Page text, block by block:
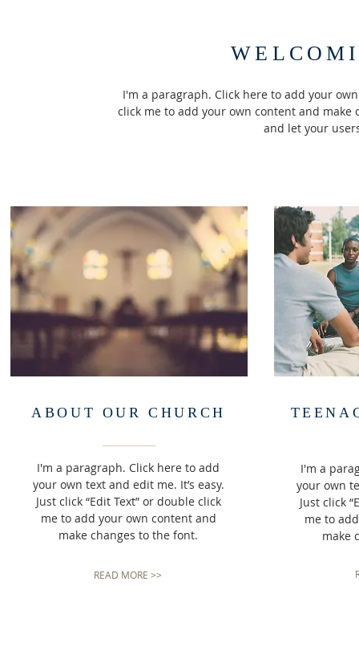
I'm a paragraph. Click here to add your
click me to add your own content and make
and let your
ABOUT OUR CHURCH
I'm a paragraph. Click here to add
your own text and edit me. It’s easy.
Just click “Edit Text” or double click
me to add your own content and
make changes to the font.
READ MORE >>
I'm a
your own
Just click
me to
make